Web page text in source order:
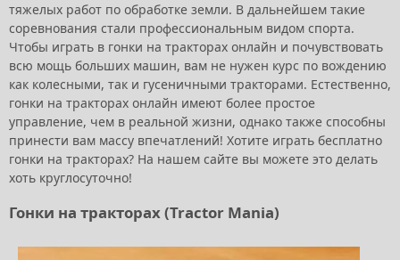
тяжелых работ по обработке земли. В дальнейшем такие
соревнования стали профессиональным видом спорта.
Чтобы играть в гонки на тракторах онлайн и почувствовать
всю мощь больших машин, вам не нужен курс по вождению
как колесными, так и гусеничными тракторами. Естественно,
гонки на тракторах онлайн имеют более простое
управление, чем в реальной жизни, однако также способны
принести вам массу впечатлений! Хотите играть бесплатно
гонки на тракторах? На нашем сайте вы можете это делать
хоть круглосуточно!
Гонки на тракторах (Tractor Mania)